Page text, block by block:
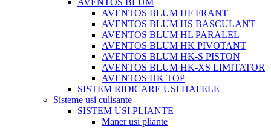
AVENTOS BLUM
AVENTOS BLUM HF FRANT
AVENTOS BLUM HS BASCULANT
AVENTOS BLUM HL PARALEL
AVENTOS BLUM HK PIVOTANT
AVENTOS BLUM HK-S PISTON
AVENTOS BLUM HK-XS LIMITATOR
AVENTOS HK TOP
SISTEM RIDICARE USI HAFELE
Sisteme usi culisante
SISTEM USI PLIANTE
Maner usi pliante